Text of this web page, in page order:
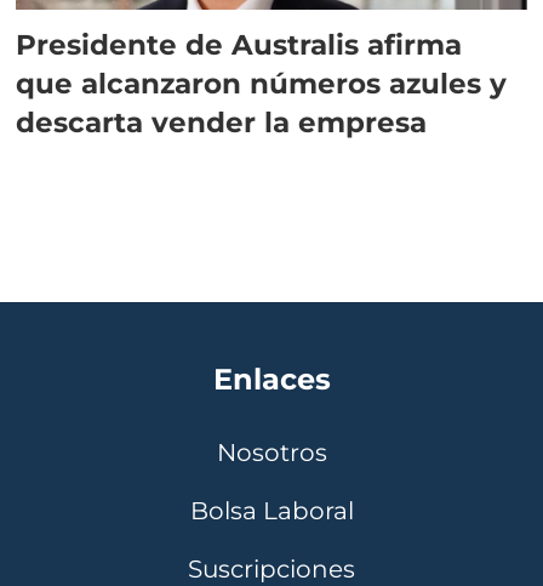
Presidente de Australis afirma
que alcanzaron números azules y
descarta vender la empresa
Enlaces
Nosotros
Bolsa Laboral
Suscripciones